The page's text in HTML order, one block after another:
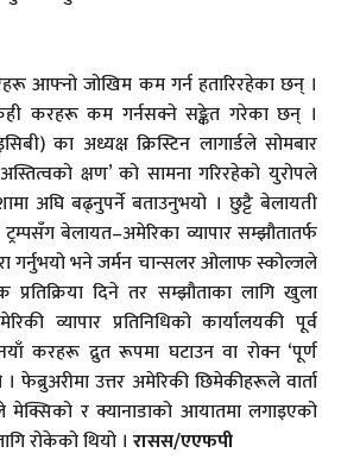
आफ्नो जोखिम कम गर्न हतारिरहेका छन् ।
करहरू कम गर्नसक्ने सङ्केत गरेका छन् ।
का अध्यक्ष क्रिस्टिन लागार्डले सोमबार
क्षण’ को सामना गरिरहेको युरोपले
अघि बढ्नुपर्ने बताउनुभयो । छुट्टै बेलायती
ट्रम्पसँग बेलायत–अमेरिका व्यापार सम्झौतातर्फ
गर्नुभयो भने जर्मन चान्सलर ओलाफ स्कोल्जले
प्रतिक्रिया दिने तर सम्झौताका लागि खुला
व्यापार प्रतिनिधिको कार्यालयकी पूर्व
करहरू द्रुत रूपमा घटाउन वा रोक्न ‘पूर्ण
फेब्रुअरीमा उत्तर अमेरिकी छिमेकीहरूले वार्ता
मेक्सिको र क्यानाडाको आयातमा लगाइएको
रोकेको थियो । रासस/एएफपी